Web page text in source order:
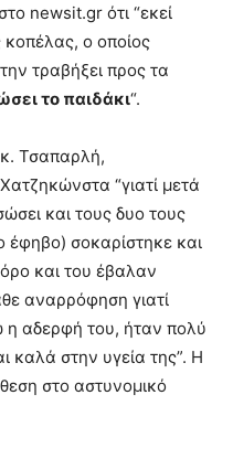
newsit.gr ότι “εκεί
ο οποίος
τραβήξει προς τα
το παιδάκι“.
Τσαπαρλή,
“γιατί μετά
και τους δυο τους
έφηβο) σοκαρίστηκε και
και του έβαλαν
αναρρόφηση γιατί
η αδερφή του, ήταν πολύ
καλά στην υγεία της”. Η
στο αστυνομικό